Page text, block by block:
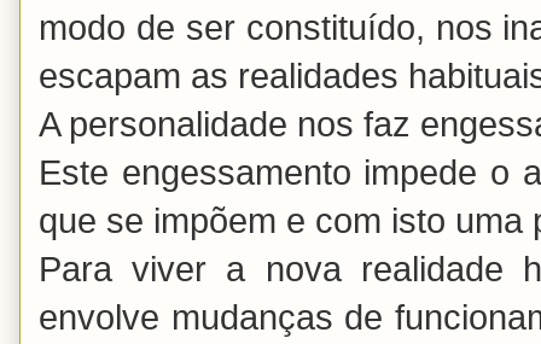
modo de ser constituído, nos
escapam as realidades
A personalidade nos faz
Este engessamento impede o
que se impõem e com isto
Para viver a nova realidade
envolve mudanças de